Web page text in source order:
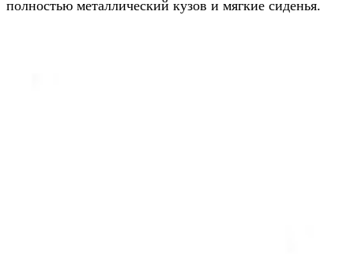
полностью металлический кузов и мягкие сиденья.